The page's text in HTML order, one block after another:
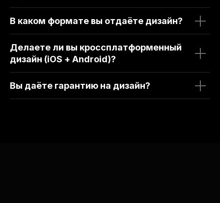
В каком формате вы отдаёте дизайн?
Делаете ли вы кроссплатформенный
дизайн (iOS + Android)?
Вы даёте гарантию на дизайн?